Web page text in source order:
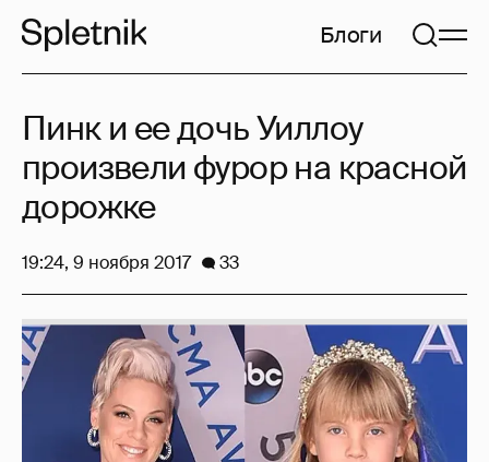
Блоги
Пинк и ее дочь Уиллоу
произвели фурор на красной
дорожке
19:24, 9 ноября 2017 33